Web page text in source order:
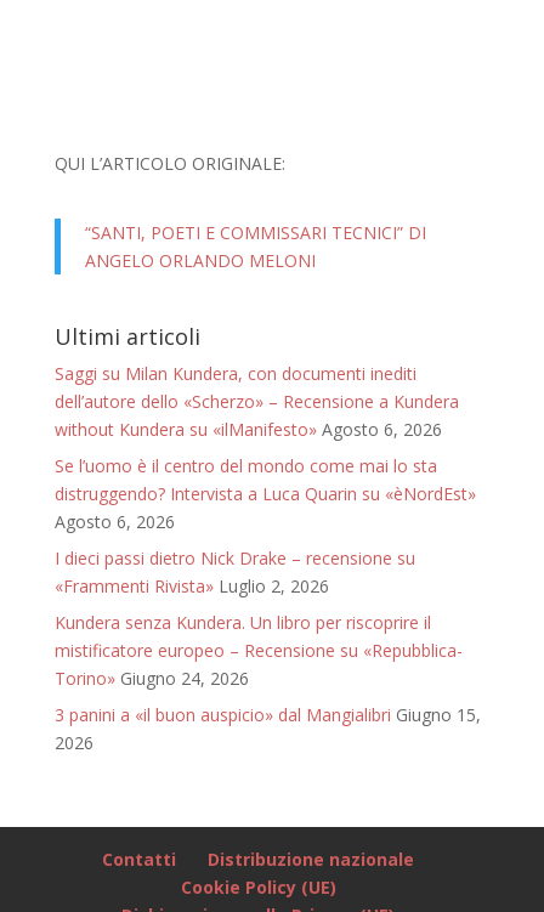
QUI L’ARTICOLO ORIGINALE:
“SANTI, POETI E COMMISSARI TECNICI” DI
ANGELO ORLANDO MELONI
Ultimi articoli
Saggi su Milan Kundera, con documenti inediti
dell’autore dello «Scherzo» – Recensione a Kundera
without Kundera su «ilManifesto» Agosto 6, 2026
Se l’uomo è il centro del mondo come mai lo sta
distruggendo? Intervista a Luca Quarin su «èNordEst»
Agosto 6, 2026
I dieci passi dietro Nick Drake – recensione su
«Frammenti Rivista» Luglio 2, 2026
Kundera senza Kundera. Un libro per riscoprire il
mistificatore europeo – Recensione su «Repubblica-
Torino» Giugno 24, 2026
3 panini a «il buon auspicio» dal Mangialibri Giugno 15,
2026
Contatti
Distribuzione nazionale
Cookie Policy (UE)